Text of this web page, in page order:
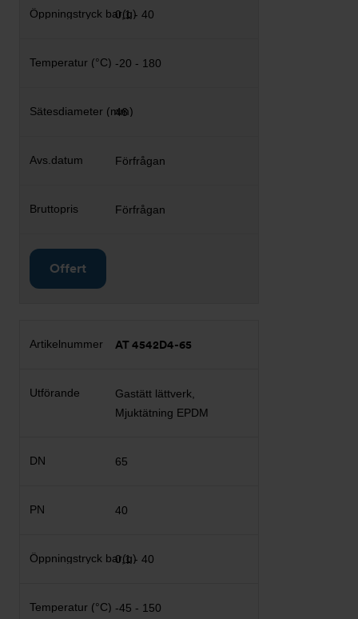
0,1 - 40
-20 - 180
46
Förfrågan
Förfrågan
Offert
AT 4542D4-65
Gastätt lättverk,
Mjuktätning EPDM
65
40
0,1 - 40
-45 - 150